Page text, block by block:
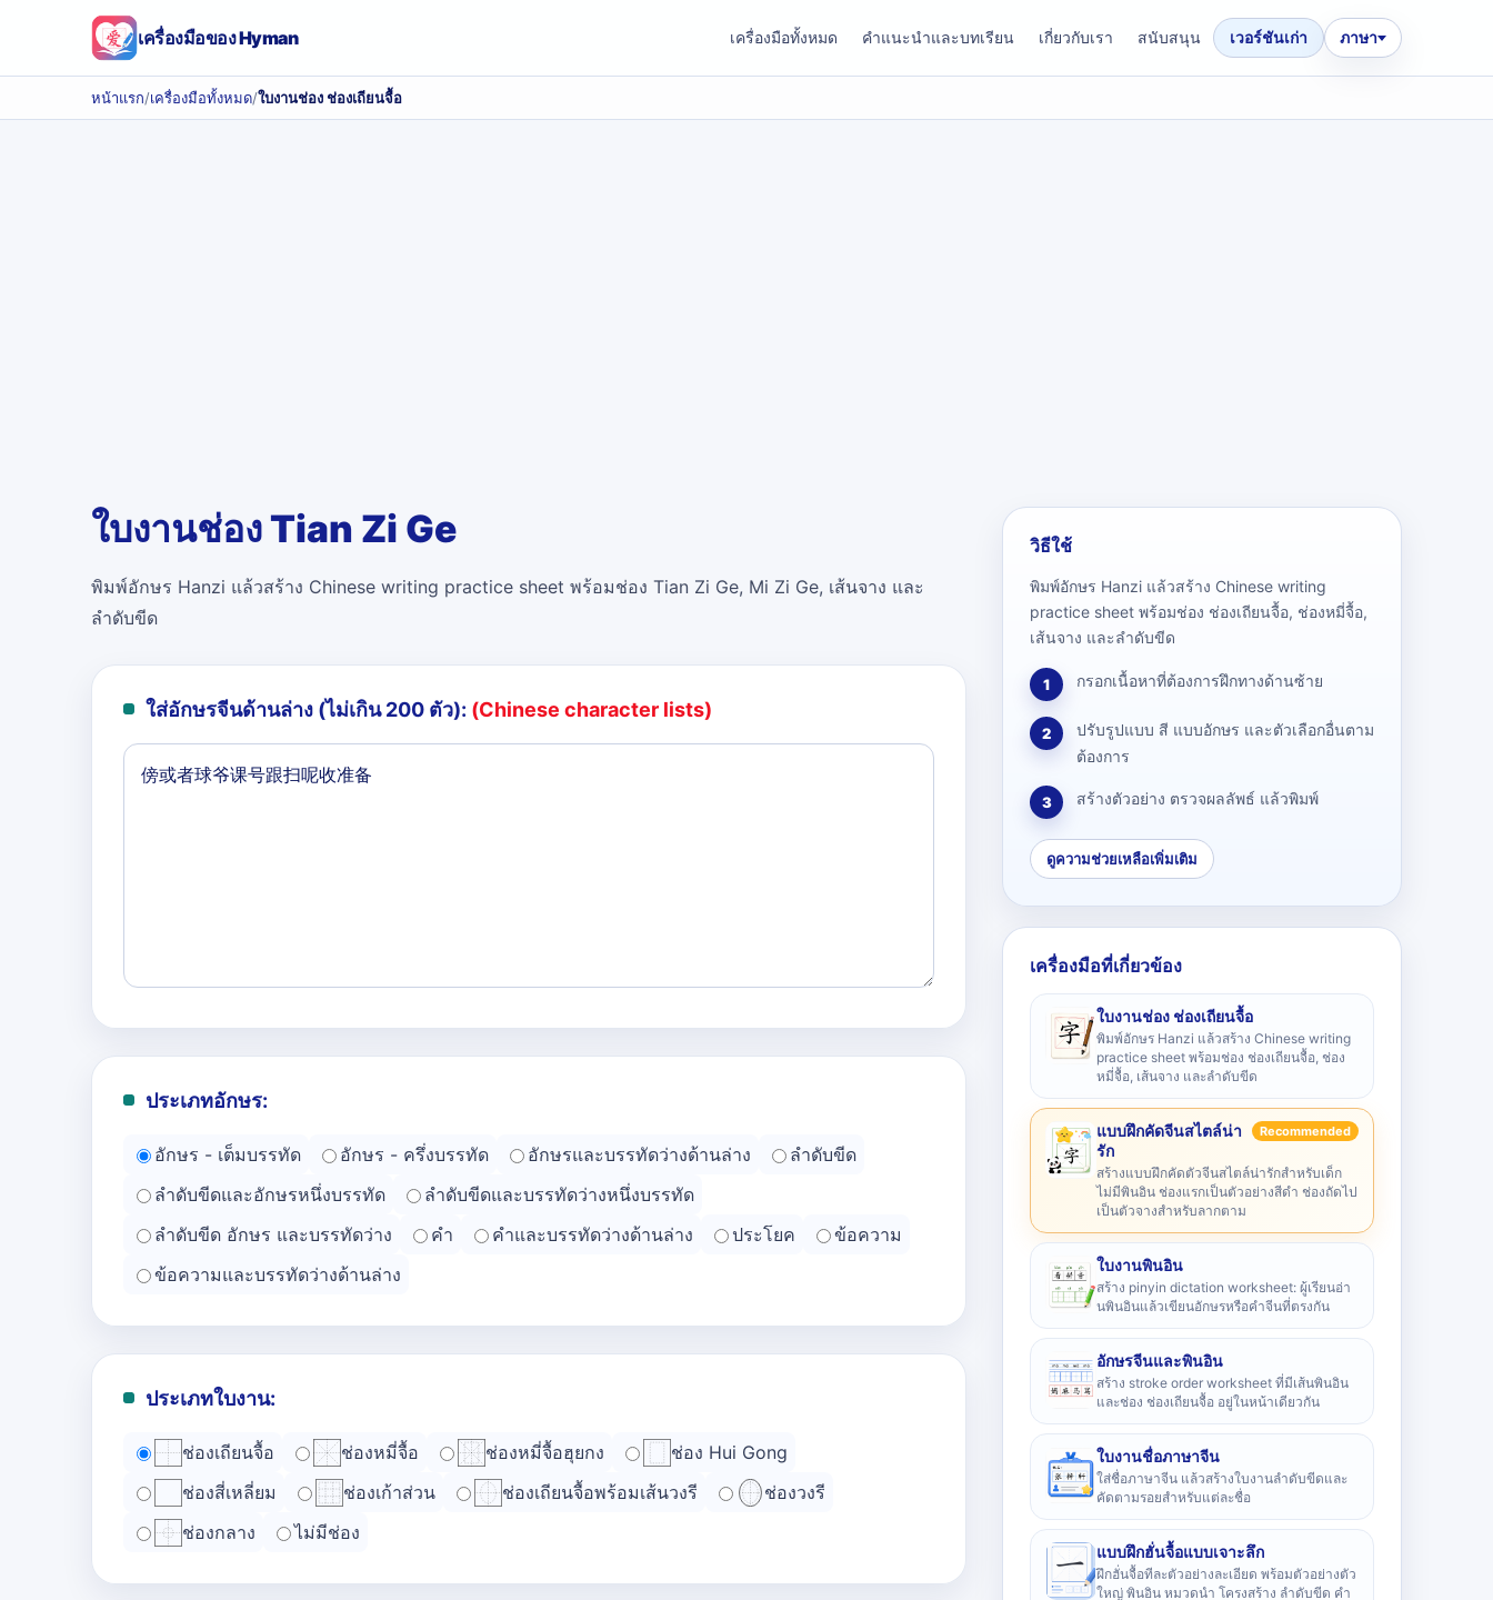
เครื่องมือของ Hyman เครื่องมือทั้งหมด คำแนะนำและบทเรียน เกี่ยวกับเรา สนับสนุน เวอร์ชันเก่า ภาษา
หน้าแรก/เครื่องมือทั้งหมด/ใบงานช่อง ช่องเถียนจื้อ
ใบงานช่อง Tian Zi Ge
พิมพ์อักษร Hanzi แล้วสร้าง Chinese writing practice sheet พร้อมช่อง Tian Zi Ge, Mi Zi Ge, เส้นจาง และ
ลำดับขีด
ใส่อักษรจีนด้านล่าง (ไม่เกิน 200 ตัว): (Chinese character lists)
ประเภทอักษร:
อักษร - เต็มบรรทัด อักษร - ครึ่งบรรทัด อักษรและบรรทัดว่างด้านล่าง
ลำดับขีด
ลำดับขีดและอักษรหนึ่งบรรทัด
ลำดับขีดและบรรทัดว่างหนึ่งบรรทัด
ลำดับขีด อักษร และบรรทัดว่าง
คำ คำและบรรทัดว่างด้านล่าง ประโยค
ข้อความ
ข้อความและบรรทัดว่างด้านล่าง
ประเภทใบงาน:
ช่องเถียนจื้อ ช่องหมี่จื้อ ช่องหมี่จื้อฮุยกง
ช่อง Hui Gong
ช่องสี่เหลี่ยม
ช่องเก้าส่วน ช่องเถียนจื้อพร้อมเส้นวงรี
ช่องวงรี
ช่องกลาง
ไม่มีช่อง
วิธีใช้
พิมพ์อักษร Hanzi แล้วสร้าง Chinese writing
practice sheet พร้อมช่อง ช่องเถียนจื้อ, ช่องหมี่จื้อ,
เส้นจาง และลำดับขีด
1 กรอกเนื้อหาที่ต้องการฝึกทางด้านซ้าย
2
ปรับรูปแบบ สี แบบอักษร และตัวเลือกอื่นตาม
ต้องการ
3 สร้างตัวอย่าง ตรวจผลลัพธ์ แล้วพิมพ์
ดูความช่วยเหลือเพิ่มเติม
เครื่องมือที่เกี่ยวข้อง
ใบงานช่อง ช่องเถียนจื้อ
พิมพ์อักษร Hanzi แล้วสร้าง Chinese writing
practice sheet พร้อมช่อง ช่องเถียนจื้อ, ช่อง
หมี่จื้อ, เส้นจาง และลำดับขีด
แบบฝึกคัดจีนสไตล์น่า
รัก
Recommended
สร้างแบบฝึกคัดตัวจีนสไตล์น่ารักสำหรับเด็ก
ไม่มีพินอิน ช่องแรกเป็นตัวอย่างสีดำ ช่องถัดไป
เป็นตัวจางสำหรับลากตาม
ใบงานพินอิน
สร้าง pinyin dictation worksheet: ผู้เรียนอ่า
นพินอินแล้วเขียนอักษรหรือคำจีนที่ตรงกัน
อักษรจีนและพินอิน
สร้าง stroke order worksheet ที่มีเส้นพินอิน
และช่อง ช่องเถียนจื้อ อยู่ในหน้าเดียวกัน
ใบงานชื่อภาษาจีน
ใส่ชื่อภาษาจีน แล้วสร้างใบงานลำดับขีดและ
คัดตามรอยสำหรับแต่ละชื่อ
แบบฝึกฮั่นจื้อแบบเจาะลึก
ฝึกฮั่นจื้อทีละตัวอย่างละเอียด พร้อมตัวอย่างตัว
ใหญ่ พินอิน หมวดนำ โครงสร้าง ลำดับขีด คำ